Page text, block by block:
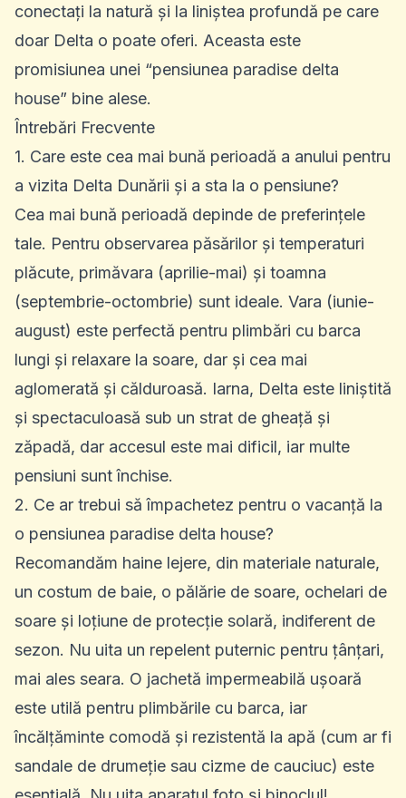
conectați la natură și la liniștea profundă pe care
doar Delta o poate oferi. Aceasta este
promisiunea unei “pensiunea paradise delta
house” bine alese.
Întrebări Frecvente
1. Care este cea mai bună perioadă a anului pentru
a vizita Delta Dunării și a sta la o pensiune?
Cea mai bună perioadă depinde de preferințele
tale. Pentru observarea păsărilor și temperaturi
plăcute, primăvara (aprilie-mai) și toamna
(septembrie-octombrie) sunt ideale. Vara (iunie-
august) este perfectă pentru plimbări cu barca
lungi și relaxare la soare, dar și cea mai
aglomerată și călduroasă. Iarna, Delta este liniștită
și spectaculoasă sub un strat de gheață și
zăpadă, dar accesul este mai dificil, iar multe
pensiuni sunt închise.
2. Ce ar trebui să împachetez pentru o vacanță la
o pensiunea paradise delta house?
Recomandăm haine lejere, din materiale naturale,
un costum de baie, o pălărie de soare, ochelari de
soare și loțiune de protecție solară, indiferent de
sezon. Nu uita un repelent puternic pentru țânțari,
mai ales seara. O jachetă impermeabilă ușoară
este utilă pentru plimbările cu barca, iar
încălțăminte comodă și rezistentă la apă (cum ar fi
sandale de drumeție sau cizme de cauciuc) este